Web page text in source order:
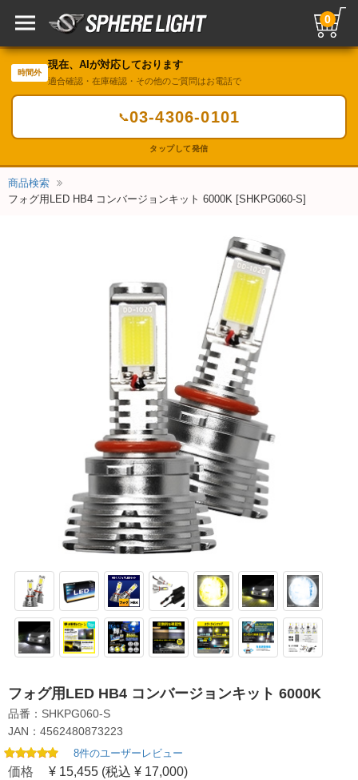
0
時間外
現在、AIが対応しております
適合確認・在庫確認・その他のご質問はお電話で
📞03-4306-0101
タップして発信
商品検索
フォグ用LED HB4 コンバージョンキット 6000K [SHKPG060-S]
フォグ用LED HB4 コンバージョンキット 6000K
品番：SHKPG060-S
JAN：4562480873223
8件のユーザーレビュー
価格 ¥ 15,455 (税込 ¥ 17,000)